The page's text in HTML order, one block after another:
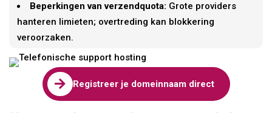
Beperkingen van verzendquota: Grote providers
hanteren limieten; overtreding kan blokkering
veroorzaken.
 Registreer je domeinnaam direct